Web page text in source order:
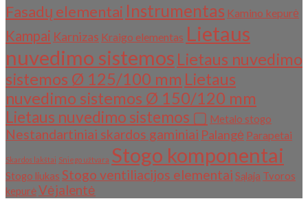
Fasadų elementai Instrumentas Kamino kepurė
Kampai Karnizas Kraigo elementas Lietaus
nuvedimo sistemos Lietaus nuvedimo
sistemos Ø 125/100 mm Lietaus
nuvedimo sistemos Ø 150/120 mm
Lietaus nuvedimo sistemos ▢ Metalo stogo
Nestandartiniai skardos gaminiai Palangė Parapetai
Skardos lakštai Sniego užtvara Stogo komponentai
Stogo liukas Stogo ventiliacijos elementai Sąlaja Tvoros
kepurėVėjalentė